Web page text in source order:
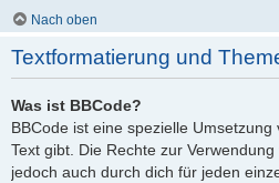
Nach oben
Textformatierung und
Was ist BBCode?
BBCode ist eine spezielle
Text gibt. Die Rechte zur
jedoch auch durch dich für jeden